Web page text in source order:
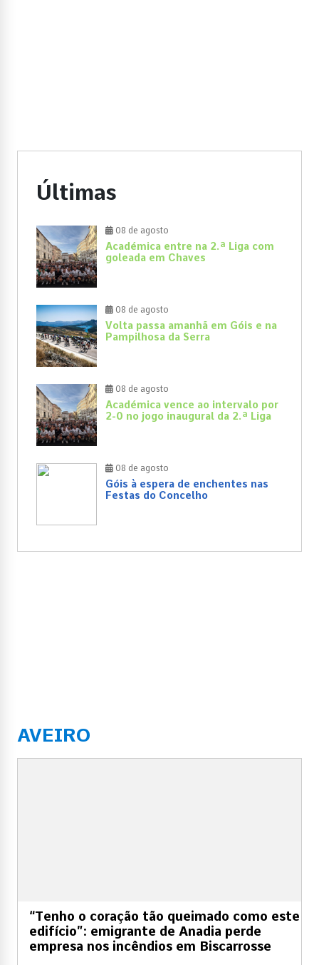
Últimas
08 de agosto
Académica entre na 2.ª Liga com
goleada em Chaves
08 de agosto
Volta passa amanhã em Góis e na
Pampilhosa da Serra
08 de agosto
Académica vence ao intervalo por
2-0 no jogo inaugural da 2.ª Liga
08 de agosto
Góis à espera de enchentes nas
Festas do Concelho
AVEIRO
“Tenho o coração tão queimado como este
edifício”: emigrante de Anadia perde
empresa nos incêndios em Biscarrosse